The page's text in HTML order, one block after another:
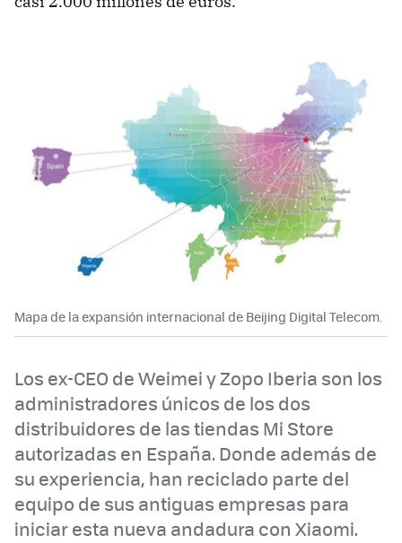
Mapa de la expansión internacional de Beijing Digital Telecom.
Los ex-CEO de Weimei y Zopo Iberia son los
administradores únicos de los dos
distribuidores de las tiendas Mi Store
autorizadas en España. Donde además de
su experiencia, han reciclado parte del
equipo de sus antiguas empresas para
iniciar esta nueva andadura con Xiaomi.